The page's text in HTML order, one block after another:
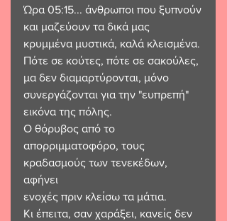
Ώρα 05:15... άνθρωποι που ξυπνούν
και μαζεύουν τα δικά μας
κρυμμένα μυστικά, καλά κλεισμένα.
Πότε σε κούτες, πότε σε σακούλες,
μα δεν διαμαρτύρονται, μόνο
συνεργάζονται για την "ευπρεπή"
εικόνα της πόλης.
Ο θόρυβος από το
απορριμματοφόρο, τους
κραδασμούς των τενεκέδων,
αφήνει
ενοχές πριν κλείσω τα μάτια.
Κι έπειτα, σαν χαράξει, κανείς δεν